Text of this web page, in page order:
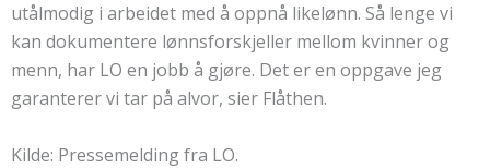
utålmodig i arbeidet med å oppnå likelønn. Så lenge vi
kan dokumentere lønnsforskjeller mellom kvinner og
menn, har LO en jobb å gjøre. Det er en oppgave jeg
garanterer vi tar på alvor, sier Flåthen.
Kilde: Pressemelding fra LO.